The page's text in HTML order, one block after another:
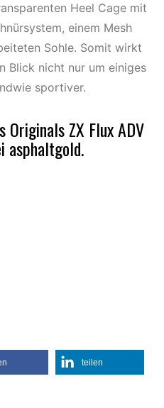
Heel Cage mit
einem Mesh
Sohle. Somit wirkt
Blick nicht nur um einiges
sportiver.
ZX Flux ADV
asphaltgold.
teilen